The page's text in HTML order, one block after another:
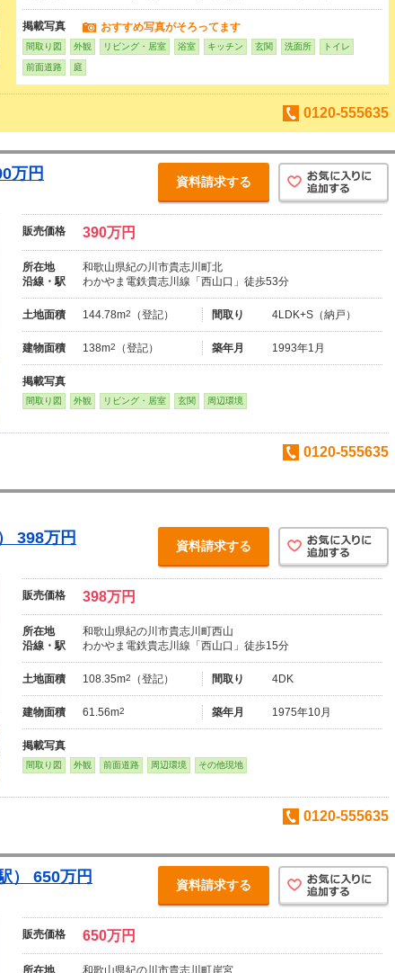
掲載写真 おすすめ写真がそろってます
間取り図 外観 リビング・居室 浴室 キッチン 玄関 洗面所 トイレ
前面道路 庭
0120-555635
万円 資料請求する
販売価格 390万円
所在地
和歌山県紀の川市貴志川町北
沿線・駅
わかやま電鉄貴志川線「西山口」徒歩53分
土地面積 144.78m2 （登記） 間取り 4LDK+S（納戸）
建物面積 138m2 （登記） 築年月 1993年1月
掲載写真
間取り図 外観 リビング・居室 玄関 周辺環境
0120-555635
398万円 資料請求する
販売価格 398万円
所在地
和歌山県紀の川市貴志川町西山
沿線・駅
わかやま電鉄貴志川線「西山口」徒歩15分
土地面積 108.35m2 （登記） 間取り 4DK
建物面積 61.56m2 築年月 1975年10月
掲載写真
間取り図 外観 前面道路 周辺環境 その他現地
0120-555635
） 650万円 資料請求する
販売価格 650万円
所在地
和歌山県紀の川市貴志川町岸宮